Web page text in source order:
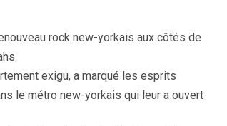
rock new-yorkais aux côtés de
exigu, a marqué les esprits
le métro new-yorkais qui leur a ouvert